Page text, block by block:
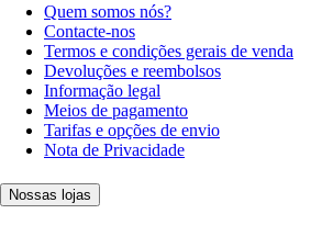
Quem somos nós?
Contacte-nos
Termos e condições gerais de venda
Devoluções e reembolsos
Informação legal
Meios de pagamento
Tarifas e opções de envio
Nota de Privacidade
Nossas lojas